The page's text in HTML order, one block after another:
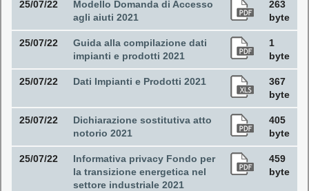
25/07/22
Modello Domanda di Accesso
agli aiuti 2021
263
byte
25/07/22
Guida alla compilazione dati
impianti e prodotti 2021
1
byte
25/07/22 Dati Impianti e Prodotti 2021
367
byte
25/07/22
Dichiarazione sostitutiva atto
notorio 2021
405
byte
25/07/22
Informativa privacy Fondo per
la transizione energetica nel
settore industriale 2021
459
byte